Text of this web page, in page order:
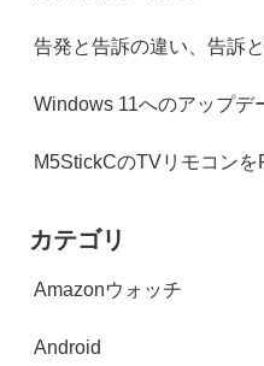
告発と告訴の違い、告訴
Windows 11へのアップデ
M5StickCのTVリモコン
カテゴリ
Amazonウォッチ
Android